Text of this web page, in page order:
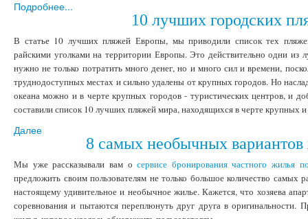
Подробнее...
10 лучших городских
В статье 10 лучших пляжей Европы, мы приводили список тех
райскими уголками на территории Европы. Это действительно одни
нужно не только потратить много денег, но и много сил и времени,
труднодоступных местах и сильно удалены от крупных городов. Но
океана можно и в черте крупных городов - туристических центров, и
составили список 10 лучших пляжей мира, находящихся в черте крупных
Далее
8 самых необычных
Мы уже рассказывали вам осервисе бронирования частного жилья
предложить своим пользователям не только большое количество самых
настоящему удивительное и необычное жилье. Кажется, что хозяева
соревнования и пытаются переплюнуть друг друга в оригинальности.